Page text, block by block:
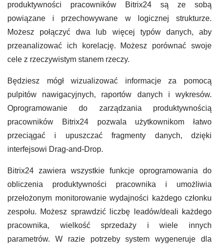
produktywności pracowników Bitrix24 są ze sobą
powiązane i przechowywane w logicznej strukturze.
Możesz połączyć dwa lub więcej typów danych, aby
przeanalizować ich korelację. Możesz porównać swoje
cele z rzeczywistym stanem rzeczy.
Będziesz mógł wizualizować informacje za pomocą
pulpitów nawigacyjnych, raportów danych i wykresów.
Oprogramowanie do zarządzania produktywnością
pracowników Bitrix24 pozwala użytkownikom łatwo
przeciągać i upuszczać fragmenty danych, dzięki
interfejsowi Drag-and-Drop.
Bitrix24 zawiera wszystkie funkcje oprogramowania do
obliczenia produktywności pracownika i umożliwia
przełożonym monitorowanie wydajności każdego członku
zespołu. Możesz sprawdzić liczbę leadów/deali każdego
pracownika, wielkość sprzedaży i wiele innych
parametrów. W razie potrzeby system wygeneruje dla